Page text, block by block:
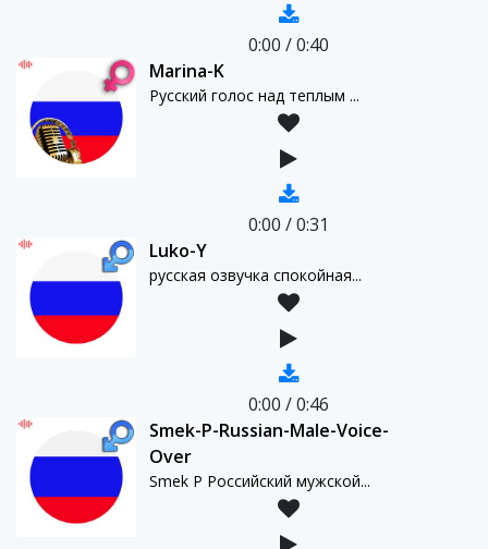
0:00 /0:40
Marina-K
Русский голос над теплым ...
0:00 /0:31
Luko-Y
русская озвучка спокойная...
0:00 /0:46
Smek-P-Russian-Male-Voice-
Over
Smek P Российский мужской...